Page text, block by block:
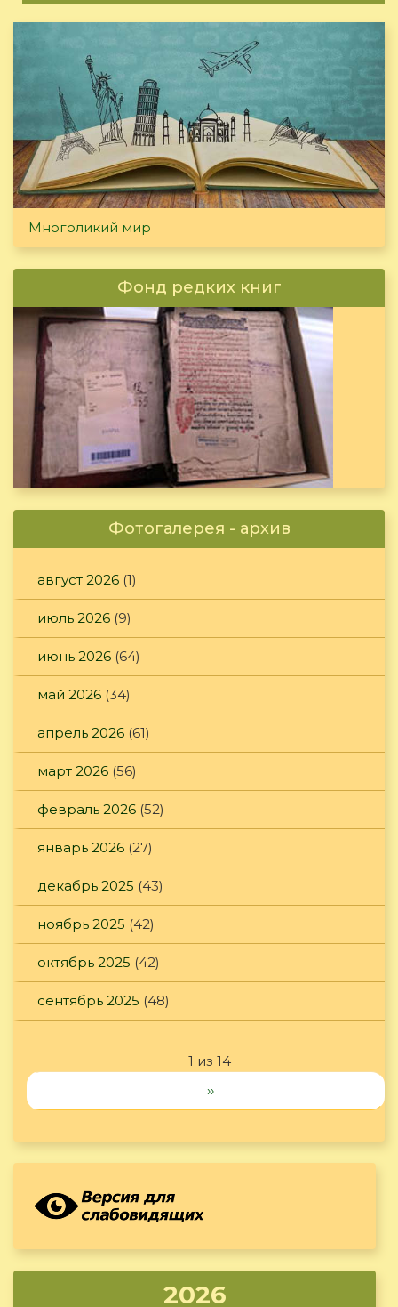
Многоликий мир
Фонд редких книг
Фотогалерея - архив
август 2026 (1)
июль 2026 (9)
июнь 2026 (64)
май 2026 (34)
апрель 2026 (61)
март 2026 (56)
февраль 2026 (52)
январь 2026 (27)
декабрь 2025 (43)
ноябрь 2025 (42)
октябрь 2025 (42)
сентябрь 2025 (48)
1 из 14
››
2026